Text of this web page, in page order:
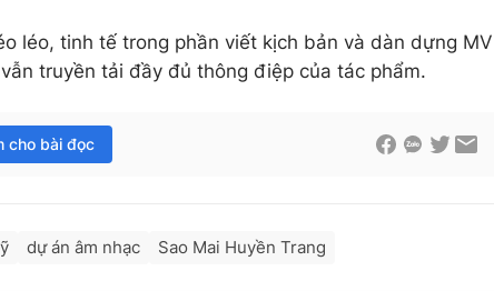
léo, tinh tế trong phần viết kịch bản và dàn dựng MV
truyền tải đầy đủ thông điệp của tác phẩm.
cho bài đọc
dự án âm nhạc Sao Mai Huyền Trang